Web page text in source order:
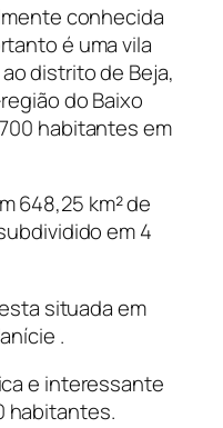
conhecida
é uma vila
distrito de Beja,
do Baixo
habitantes em
648,25 km² de
em 4
situada em
.
e interessante
habitantes.